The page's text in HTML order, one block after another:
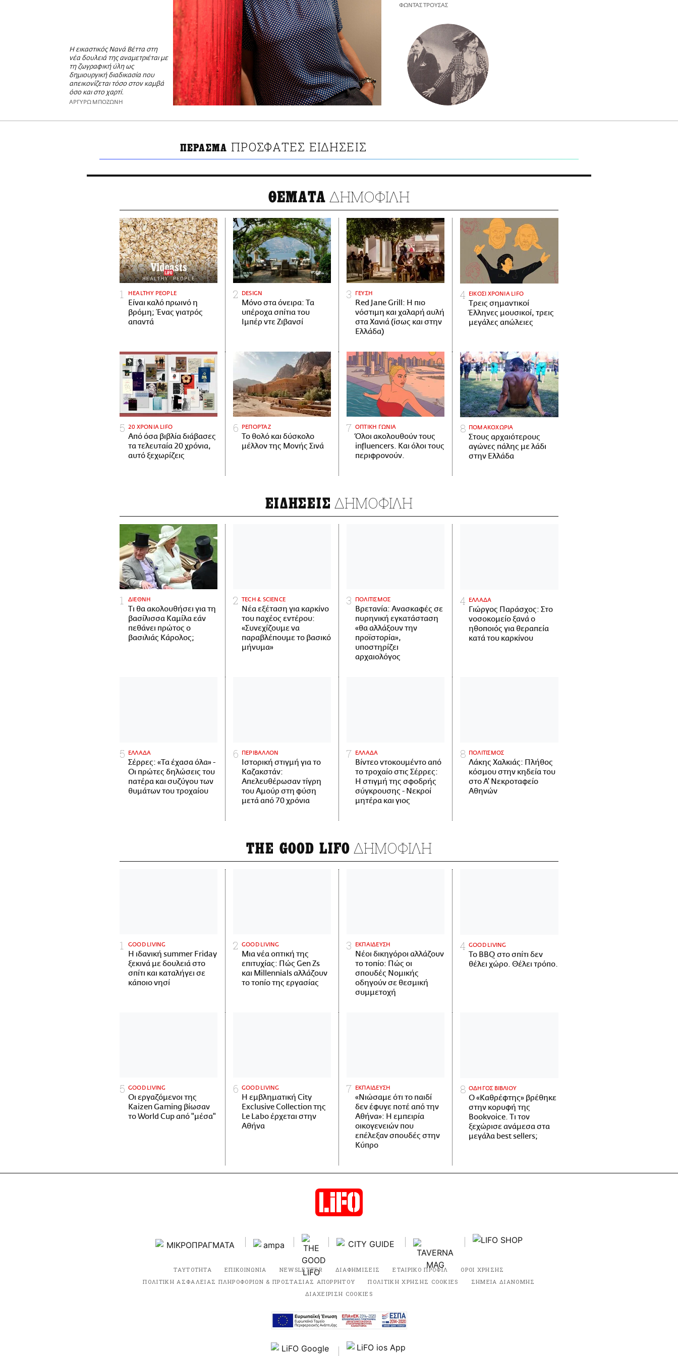
Η εικαστικός Νανά Βέττα στη
νέα δουλειά της αναμετριέται με
τη ζωγραφική ύλη ως
δημιουργική διαδικασία που
απεικονίζεται τόσο στον καμβά
όσο και στο χαρτί.
ΑΡΓΥΡΩ ΜΠΟΖΩΝΗ
ΦΩΝΤΑΣ ΤΡΟΥΣΑΣ
ΠΕΡΑΣΜΑ ΠΡΟΣΦΑΤΕΣ ΕΙΔΗΣΕΙΣ
ΘΕΜΑΤΑ ΔΗΜΟΦΙΛΗ
HEALTHY PEOPLE
Είναι καλό πρωινό η
βρόμη; Ένας γιατρός
απαντά
DESIGN
Μόνο στα όνειρα: Τα
υπέροχα σπίτια του
Ιμπέρ ντε Ζιβανσί
ΓΕΥΣΗ
Red Jane Grill: Η πιο
νόστιμη και χαλαρή αυλή
στα Χανιά (ίσως και στην
Ελλάδα)
ΕΙΚΟΣΙ ΧΡΟΝΙΑ LIFO
Tρεις σημαντικοί
Έλληνες μουσικοί, τρεις
μεγάλες απώλειες
20 ΧΡΟΝΙΑ LIFO
Από όσα βιβλία διάβασες
τα τελευταία 20 χρόνια,
αυτό ξεχωρίζεις
ΡΕΠΟΡΤΑΖ
Το θολό και δύσκολο
μέλλον της Μονής Σινά
ΟΠΤΙΚΗ ΓΩΝΙΑ
Όλοι ακολουθούν τους
influencers. Και όλοι τους
περιφρονούν.
ΠΟΜΑΚΟΧΩΡΙΑ
Στους αρχαιότερους
αγώνες πάλης με λάδι
στην Ελλάδα
ΕΙΔΗΣΕΙΣ ΔΗΜΟΦΙΛΗ
ΔΙΕΘΝΗ
Τι θα ακολουθήσει για τη
βασίλισσα Καμίλα εάν
πεθάνει πρώτος ο
βασιλιάς Κάρολος;
ΤECH & SCIENCE
Νέα εξέταση για καρκίνο
του παχέος εντέρου:
«Συνεχίζουμε να
παραβλέπουμε το βασικό
μήνυμα»
ΠΟΛΙΤΙΣΜΟΣ
Βρετανία: Ανασκαφές σε
πυρηνική εγκατάσταση
«θα αλλάξουν την
προϊστορία»,
υποστηρίζει
αρχαιολόγος
ΕΛΛΑΔΑ
Γιώργος Παράσχος: Στο
νοσοκομείο ξανά ο
ηθοποιός για θεραπεία
κατά του καρκίνου
ΕΛΛΑΔΑ
Σέρρες: «Τα έχασα όλα» -
Οι πρώτες δηλώσεις του
πατέρα και συζύγου των
θυμάτων του τροχαίου
ΠΕΡΙΒΑΛΛΟΝ
Ιστορική στιγμή για το
Καζακστάν:
Απελευθέρωσαν τίγρη
του Αμούρ στη φύση
μετά από 70 χρόνια
ΕΛΛΑΔΑ
Βίντεο ντοκουμέντο από
το τροχαίο στις Σέρρες:
Η στιγμή της σφοδρής
σύγκρουσης - Νεκροί
μητέρα και γιος
ΠΟΛΙΤΙΣΜΟΣ
Λάκης Χαλκιάς: Πλήθος
κόσμου στην κηδεία του
στο Α' Νεκροταφείο
Αθηνών
THE GOOD LIFO ΔΗΜΟΦΙΛΗ
GOOD LIVING
Η ιδανική summer Friday
ξεκινά με δουλειά στο
σπίτι και καταλήγει σε
κάποιο νησί
GOOD LIVING
Μια νέα οπτική της
επιτυχίας: Πώς Gen Zs
και Millennials αλλάζουν
το τοπίο της εργασίας
ΕΚΠΑΙΔΕΥΣΗ
Νέοι δικηγόροι αλλάζουν
το τοπίο: Πώς οι
σπουδές Νομικής
οδηγούν σε θεσμική
συμμετοχή
GOOD LIVING
Το BBQ στο σπίτι δεν
θέλει χώρο. Θέλει τρόπο.
GOOD LIVING
Οι εργαζόμενοι της
Kaizen Gaming βίωσαν
το World Cup από "μέσα"
GOOD LIVING
Η εμβληματική City
Exclusive Collection της
Le Labo έρχεται στην
Αθήνα
ΕΚΠΑΙΔΕΥΣΗ
«Νιώσαμε ότι το παιδί
δεν έφυγε ποτέ από την
Αθήνα»: Η εμπειρία
οικογενειών που
επέλεξαν σπουδές στην
Κύπρο
ΟΔΗΓΟΣ ΒΙΒΛΙΟΥ
Ο «Καθρέφτης» βρέθηκε
στην κορυφή της
Bookvoice. Τι τον
ξεχώρισε ανάμεσα στα
μεγάλα best sellers;
ΤΑΥΤΟΤΗΤΑ ΕΠΙΚΟΙΝΩΝΙΑ NEWSLETTER ΔΙΑΦΗΜΙΣΕΙΣ ΕΤΑΙΡΙΚΟ ΠΡΟΦΙΛ
ΟΡΟΙ ΧΡΗΣΗΣ
ΠΟΛΙΤΙΚΗ ΑΣΦΑΛΕΙΑΣ ΠΛΗΡΟΦΟΡΙΩΝ & ΠΡΟΣΤΑΣΙΑΣ ΑΠΟΡΡΗΤΟΥ
ΠΟΛΙΤΙΚΗ ΧΡΗΣΗΣ COOKIES
ΣΗΜΕΙΑ ΔΙΑΝΟΜΗΣ
ΔΙΑΧΕΙΡΙΣΗ COOKIES